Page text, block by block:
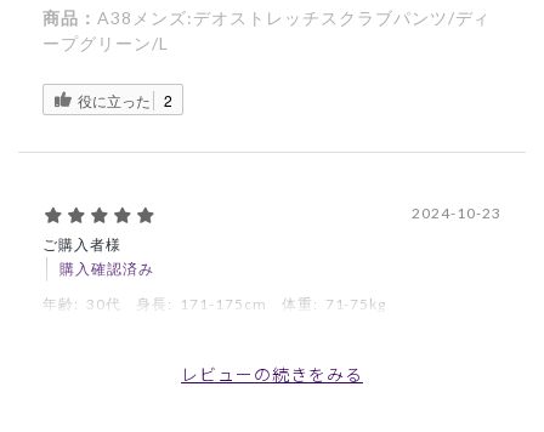
商品： A38メンズ:デオストレッチスクラブパンツ/ディ
ープグリーン/L
役に立った 2
ご購入者様
購入確認済み
2024-10-23
年齢: 30代 身長: 171-175cm 体重: 71-75kg
レビューの続きをみる